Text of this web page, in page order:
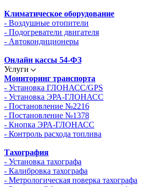
Климатическое оборудование
- Воздушные отопители
- Подогреватели двигателя
- Автокондиционеры
Онлайн кассы 54-ФЗ
Услуги
Мониторинг транспорта
- Установка ГЛОНАСС/GPS
- Установка ЭРА-ГЛОНАСС
- Постановление №2216
- Постановление №1378
- Кнопка ЭРА-ГЛОНАСС
- Контроль расхода топлива
Тахография
- Установка тахографа
- Калибровка тахографа
- Метрологическая поверка тахографа